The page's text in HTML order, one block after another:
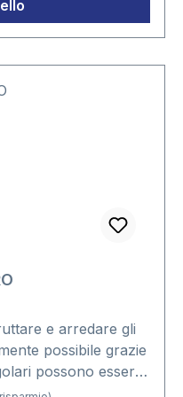
e arredare gli
possibile grazie
possono essere
singolarmente